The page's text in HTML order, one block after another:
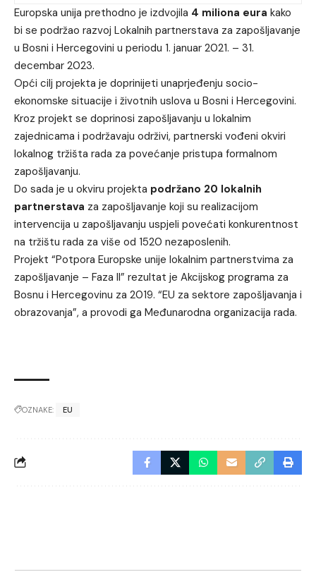
Europska unija prethodno je izdvojila 4 miliona eura kako
bi se podržao razvoj Lokalnih partnerstava za zapošljavanje
u Bosni i Hercegovini u periodu 1. januar 2021. – 31.
decembar 2023.
Opći cilj projekta je doprinijeti unaprjeđenju socio-
ekonomske situacije i životnih uslova u Bosni i Hercegovini.
Kroz projekt se doprinosi zapošljavanju u lokalnim
zajednicama i podržavaju održivi, partnerski vođeni okviri
lokalnog tržišta rada za povećanje pristupa formalnom
zapošljavanju.
Do sada je u okviru projekta podržano 20 lokalnih
partnerstava za zapošljavanje koji su realizacijom
intervencija u zapošljavanju uspjeli povećati konkurentnost
na tržištu rada za više od 1520 nezaposlenih.
Projekt “Potpora Europske unije lokalnim partnerstvima za
zapošljavanje – Faza II” rezultat je Akcijskog programa za
Bosnu i Hercegovinu za 2019. “EU za sektore zapošljavanja i
obrazovanja”, a provodi ga Međunarodna organizacija rada.
OZNAKE: EU